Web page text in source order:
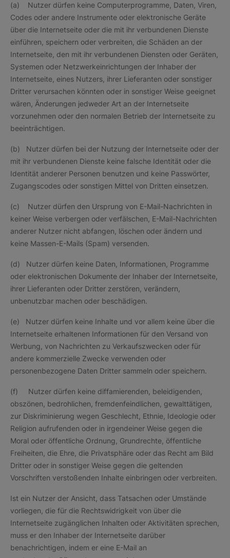
(a) Nutzer dürfen keine Computerprogramme, Daten, Viren,
Codes oder andere Instrumente oder elektronische Geräte
über die Internetseite oder die mit ihr verbundenen Dienste
einführen, speichern oder verbreiten, die Schäden an der
Internetseite, den mit ihr verbundenen Diensten oder Geräten,
Systemen oder Netzwerkeinrichtungen der Inhaber der
Internetseite, eines Nutzers, ihrer Lieferanten oder sonstiger
Dritter verursachen könnten oder in sonstiger Weise geeignet
wären, Änderungen jedweder Art an der Internetseite
vorzunehmen oder den normalen Betrieb der Internetseite zu
beeinträchtigen.
(b) Nutzer dürfen bei der Nutzung der Internetseite oder der
mit ihr verbundenen Dienste keine falsche Identität oder die
Identität anderer Personen benutzen und keine Passwörter,
Zugangscodes oder sonstigen Mittel von Dritten einsetzen.
(c) Nutzer dürfen den Ursprung von E-Mail-Nachrichten in
keiner Weise verbergen oder verfälschen, E-Mail-Nachrichten
anderer Nutzer nicht abfangen, löschen oder ändern und
keine Massen-E-Mails (Spam) versenden.
(d) Nutzer dürfen keine Daten, Informationen, Programme
oder elektronischen Dokumente der Inhaber der Internetseite,
ihrer Lieferanten oder Dritter zerstören, verändern,
unbenutzbar machen oder beschädigen.
(e) Nutzer dürfen keine Inhalte und vor allem keine über die
Internetseite erhaltenen Informationen für den Versand von
Werbung, von Nachrichten zu Verkaufszwecken oder für
andere kommerzielle Zwecke verwenden oder
personenbezogene Daten Dritter sammeln oder speichern.
(f) Nutzer dürfen keine diffamierenden, beleidigenden,
obszönen, bedrohlichen, fremdenfeindlichen, gewalttätigen,
zur Diskriminierung wegen Geschlecht, Ethnie, Ideologie oder
Religion aufrufenden oder in irgendeiner Weise gegen die
Moral oder öffentliche Ordnung, Grundrechte, öffentliche
Freiheiten, die Ehre, die Privatsphäre oder das Recht am Bild
Dritter oder in sonstiger Weise gegen die geltenden
Vorschriften verstoßenden Inhalte einbringen oder verbreiten.
Ist ein Nutzer der Ansicht, dass Tatsachen oder Umstände
vorliegen, die für die Rechtswidrigkeit von über die
Internetseite zugänglichen Inhalten oder Aktivitäten sprechen,
muss er den Inhaber der Internetseite darüber
benachrichtigen, indem er eine E-Mail an